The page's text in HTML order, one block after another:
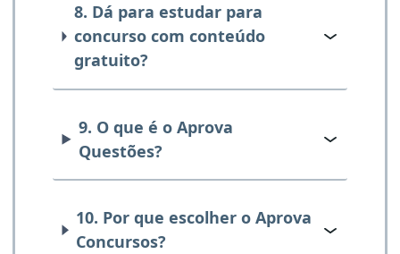
8. Dá para estudar para
concurso com conteúdo
gratuito?
9. O que é o Aprova
Questões?
10. Por que escolher o Aprova
Concursos?